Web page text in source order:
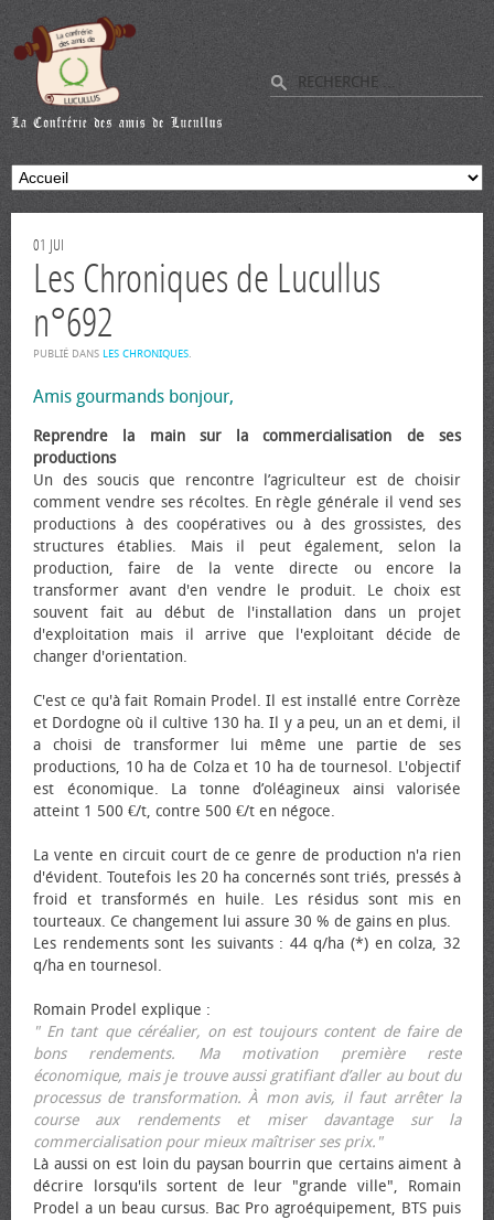
01 JUI
Les Chroniques de Lucullus
n°692
PUBLIÉ DANS LES CHRONIQUES.
Amis gourmands bonjour,
Reprendre la main sur la commercialisation de ses
productions
Un des soucis que rencontre l’agriculteur est de choisir
comment vendre ses récoltes. En règle générale il vend ses
productions à des coopératives ou à des grossistes, des
structures établies. Mais il peut également, selon la
production, faire de la vente directe ou encore la
transformer avant d'en vendre le produit. Le choix est
souvent fait au début de l'installation dans un projet
d'exploitation mais il arrive que l'exploitant décide de
changer d'orientation.
C'est ce qu'à fait Romain Prodel. Il est installé entre Corrèze
et Dordogne où il cultive 130 ha. Il y a peu, un an et demi, il
a choisi de transformer lui même une partie de ses
productions, 10 ha de Colza et 10 ha de tournesol. L'objectif
est économique. La tonne d’oléagineux ainsi valorisée
atteint 1 500 €/t, contre 500 €/t en négoce.
La vente en circuit court de ce genre de production n'a rien
d'évident. Toutefois les 20 ha concernés sont triés, pressés à
froid et transformés en huile. Les résidus sont mis en
tourteaux. Ce changement lui assure 30 % de gains en plus.
Les rendements sont les suivants : 44 q/ha (*) en colza, 32
q/ha en tournesol.
Romain Prodel explique :
" En tant que céréalier, on est toujours content de faire de
bons rendements. Ma motivation première reste
économique, mais je trouve aussi gratifiant d’aller au bout du
processus de transformation. À mon avis, il faut arrêter la
course aux rendements et miser davantage sur la
commercialisation pour mieux maîtriser ses prix."
Là aussi on est loin du paysan bourrin que certains aiment à
décrire lorsqu'ils sortent de leur "grande ville", Romain
Prodel a un beau cursus. Bac Pro agroéquipement, BTS puis